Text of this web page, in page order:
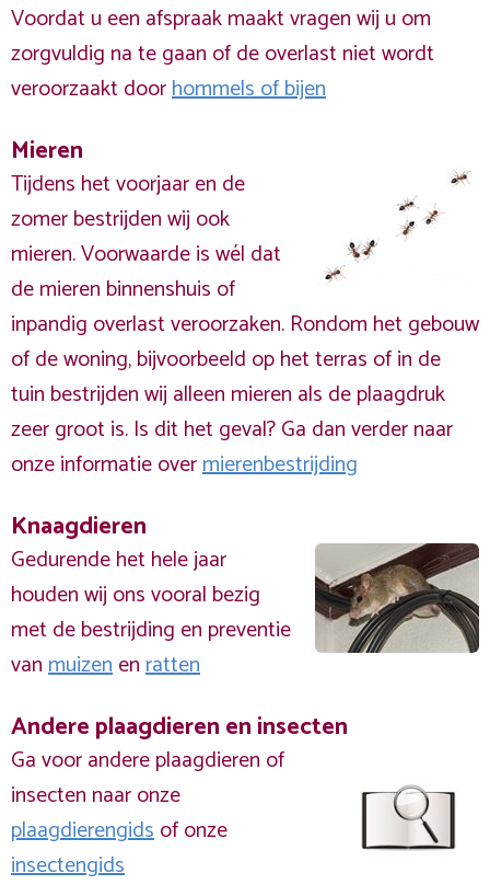
Voordat u een afspraak maakt vragen wij u om
zorgvuldig na te gaan of de overlast niet wordt
veroorzaakt doorhommels of bijen
Mieren
Tijdens het voorjaar en de
zomer bestrijden wij ook
mieren. Voorwaarde is wél dat
de mieren binnenshuis of
inpandig overlast veroorzaken. Rondom het gebouw
of de woning, bijvoorbeeld op het terras of in de
tuin bestrijden wij alleen mieren als de plaagdruk
zeer groot is. Is dit het geval? Ga dan verder naar
onze informatie overmierenbestrijding
Knaagdieren
Gedurende het hele jaar
houden wij ons vooral bezig
met de bestrijding en preventie
vanmuizenenratten
Andere plaagdieren en insecten
Ga voor andere plaagdieren of
insecten naar onze
plaagdierengidsof onze
insectengids